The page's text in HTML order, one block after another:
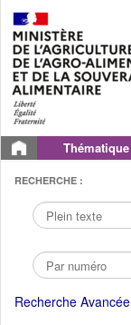
Thématique
RECHERCHE :
Recherche Avancée